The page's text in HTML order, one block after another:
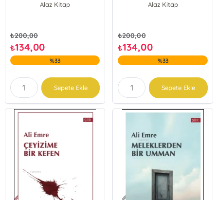
Alaz Kitap
₺200,00
₺134,00
%33
Sepete Ekle
Alaz Kitap
₺200,00
₺134,00
%33
Sepete Ekle